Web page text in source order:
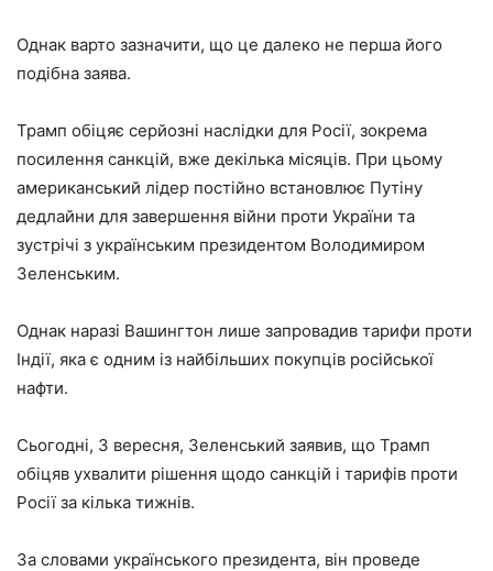
Однак варто зазначити, що це далеко не перша його
подібна заява.
Трамп обіцяє серйозні наслідки для Росії, зокрема
посилення санкцій, вже декілька місяців. При цьому
американський лідер постійно встановлює Путіну
дедлайни для завершення війни проти України та
зустрічі з українським президентом Володимиром
Зеленським.
Однак наразі Вашингтон лише запровадив тарифи проти
Індії, яка є одним із найбільших покупців російської
нафти.
Сьогодні, 3 вересня, Зеленський заявив, що Трамп
обіцяв ухвалити рішення щодо санкцій і тарифів проти
Росії за кілька тижнів.
За словами українського президента, він проведе